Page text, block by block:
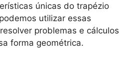
únicas do trapézio
utilizar essas
problemas e cálculos
forma geométrica.